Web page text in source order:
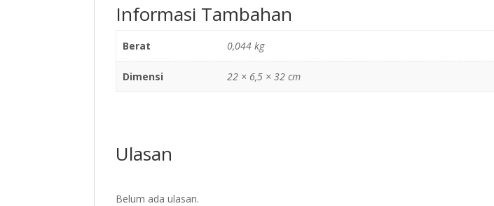
Informasi Tambahan
Berat 0,044 kg
Dimensi 22 × 6,5 × 32 cm
Ulasan
Belum ada ulasan.